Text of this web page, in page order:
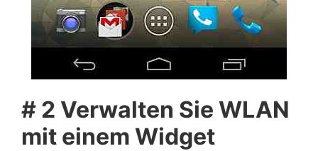
# 2 Verwalten Sie WLAN
mit einem Widget